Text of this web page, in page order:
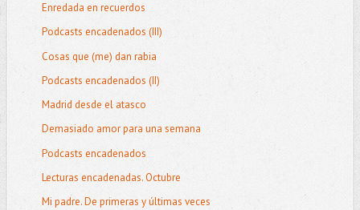
Enredada en recuerdos
Podcasts encadenados (III)
Cosas que (me) dan rabia
Podcasts encadenados (II)
Madrid desde el atasco
Demasiado amor para una semana
Podcasts encadenados
Lecturas encadenadas. Octubre
Mi padre. De primeras y últimas veces